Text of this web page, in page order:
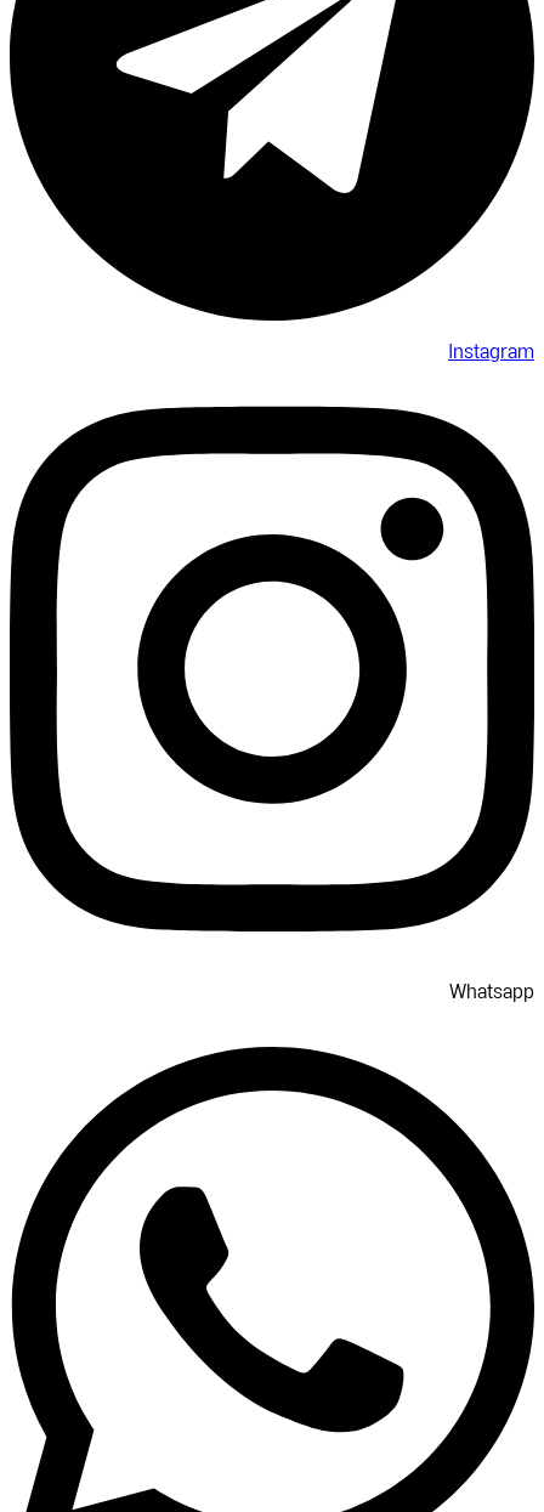
Instagram
Whatsapp